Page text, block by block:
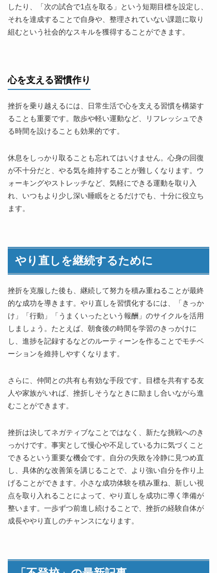
したり、「次の試合で1点を取る」という短期目標を設定し、
それを達成することで自身や、整理されていない課題に取り
組むという社会的なスキルを獲得することができます。
心を支える習慣作り
挫折を乗り越えるには、日常生活で心を支える習慣を構築す
ることも重要です。散歩や軽い運動など、リフレッシュでき
る時間を設けることも効果的です。
休息をしっかり取ることも忘れてはいけません。心身の回復
が不十分だと、やる気を維持することが難しくなります。ウ
ォーキングやストレッチなど、気軽にできる運動を取り入
れ、いつもより少し深い睡眠をとるだけでも、十分に役立ち
ます。
やり直しを継続するために
挫折を克服した後も、継続して努力を積み重ねることが最終
的な成功を導きます。やり直しを習慣化するには、「きっか
け」「行動」「うまくいったという報酬」のサイクルを活用
しましょう。たとえば、朝食後の時間を学習のきっかけに
し、進捗を記録するなどのルーティーンを作ることでモチベ
ーションを維持しやすくなります。
さらに、仲間との共有も有効な手段です。目標を共有する友
人や家族がいれば、挫折しそうなときに励まし合いながら進
むことができます。
挫折は決してネガティブなことではなく、新たな挑戦へのき
っかけです。事実として慢心や不足している力に気づくこと
できるという重要な機会です。自分の失敗を冷静に見つめ直
し、具体的な改善策を講じることで、より強い自分を作り上
げることができます。小さな成功体験を積み重ね、新しい視
点を取り入れることによって、やり直しを成功に導く準備が
整います。一歩ずつ前進し続けることで、挫折の経験自体が
成長ややり直しのチャンスになります。